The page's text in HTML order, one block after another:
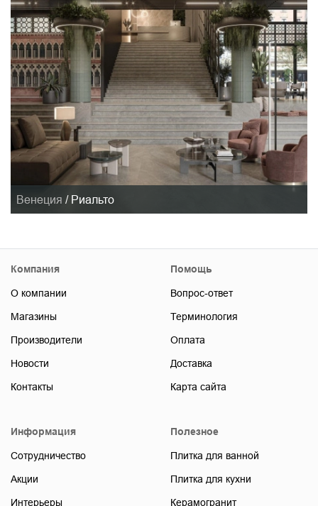
Венеция / Риальто
Компания
О компании
Магазины
Производители
Новости
Контакты
Помощь
Вопрос-ответ
Терминология
Оплата
Доставка
Карта сайта
Информация
Сотрудничество
Акции
Интерьеры
Полезное
Плитка для ванной
Плитка для кухни
Керамогранит